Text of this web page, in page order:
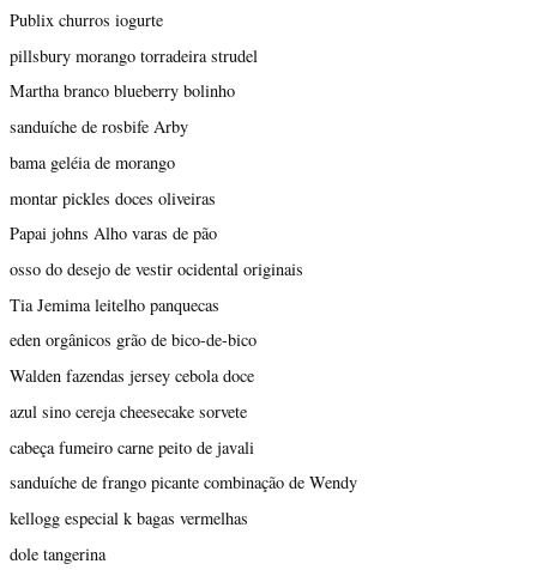
Publix churros iogurte
pillsbury morango torradeira strudel
Martha branco blueberry bolinho
sanduíche de rosbife Arby
bama geléia de morango
montar pickles doces oliveiras
Papai johns Alho varas de pão
osso do desejo de vestir ocidental originais
Tia Jemima leitelho panquecas
eden orgânicos grão de bico-de-bico
Walden fazendas jersey cebola doce
azul sino cereja cheesecake sorvete
cabeça fumeiro carne peito de javali
sanduíche de frango picante combinação de Wendy
kellogg especial k bagas vermelhas
dole tangerina